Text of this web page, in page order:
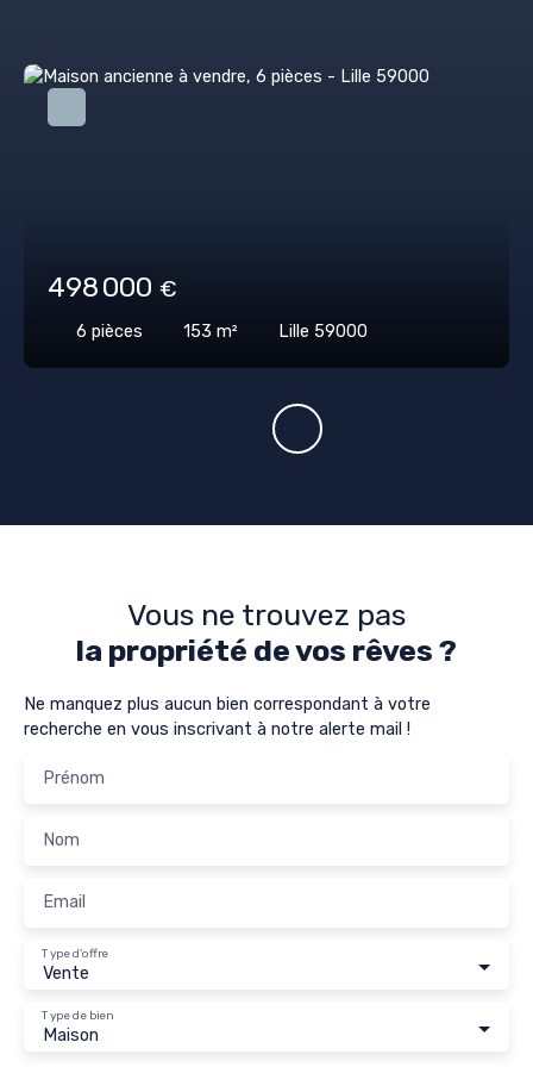
498 000 €
6 pièces 153 m² Lille 59000
Vous ne trouvez pas
la propriété de vos rêves ?
Ne manquez plus aucun bien correspondant à votre
recherche en vous inscrivant à notre alerte mail !
Prénom
Nom
Email
Vente
Type d'offre
Maison
Type de bien